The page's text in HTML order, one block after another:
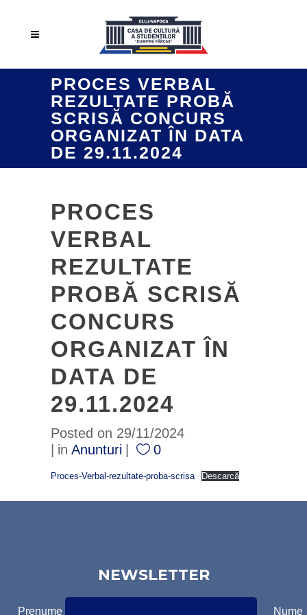
PROCES VERBAL
REZULTATE PROBĂ
SCRISĂ CONCURS
ORGANIZAT ÎN DATA
DE 29.11.2024
PROCES
VERBAL
REZULTATE
PROBĂ SCRISĂ
CONCURS
ORGANIZAT ÎN
DATA DE
29.11.2024
Posted on 29/11/2024
in Anunturi 0
Proces-Verbal-rezultate-proba-scrisa Descarcă
NEWSLETTER
Prenume Nume